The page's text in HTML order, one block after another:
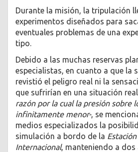
Durante la misión, la tripulación
experimentos diseñados para
eventuales problemas de una
tipo.
Debido a las muchas reservas
especialistas, en cuanto a que la
revistió el peligro real ni la
que sufrirían en una situación
razón por la cual la presión sobre
infinitamente menor-, se
medios especializados la
simulación a bordo de la
Internacional, manteniendo a